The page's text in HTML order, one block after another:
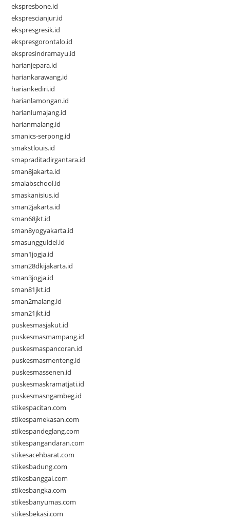
ekspresbone.id
eksprescianjur.id
ekspresgresik.id
ekspresgorontalo.id
ekspresindramayu.id
harianjepara.id
hariankarawang.id
hariankediri.id
harianlamongan.id
harianlumajang.id
harianmalang.id
smanics-serpong.id
smakstlouis.id
smapraditadirgantara.id
sman8jakarta.id
smalabschool.id
smaskanisius.id
sman2jakarta.id
sman68jkt.id
sman8yogyakarta.id
smasungguldel.id
sman1jogja.id
sman28dkijakarta.id
sman3jogja.id
sman81jkt.id
sman2malang.id
sman21jkt.id
puskesmasjakut.id
puskesmasmampang.id
puskesmaspancoran.id
puskesmasmenteng.id
puskesmassenen.id
puskesmaskramatjati.id
puskesmasngambeg.id
stikespacitan.com
stikespamekasan.com
stikespandeglang.com
stikespangandaran.com
stikesacehbarat.com
stikesbadung.com
stikesbanggai.com
stikesbangka.com
stikesbanyumas.com
stikesbekasi.com